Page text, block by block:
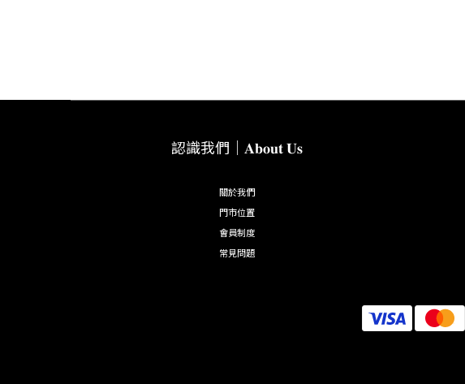
認識我們｜𝐀𝐛𝐨𝐮𝐭 𝐔𝐬
關於我們
門市位置
會員制度
常見問題